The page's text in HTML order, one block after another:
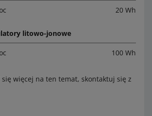
20 Wh
litowo-jonowe
100 Wh
więcej na ten temat, skontaktuj się z